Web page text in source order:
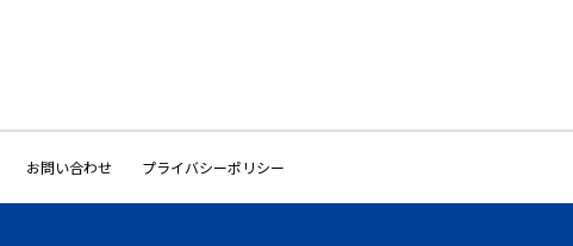
お問い合わせ プライバシーポリシー